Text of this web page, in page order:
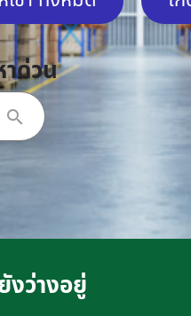
ด่วน
งว่างอยู่